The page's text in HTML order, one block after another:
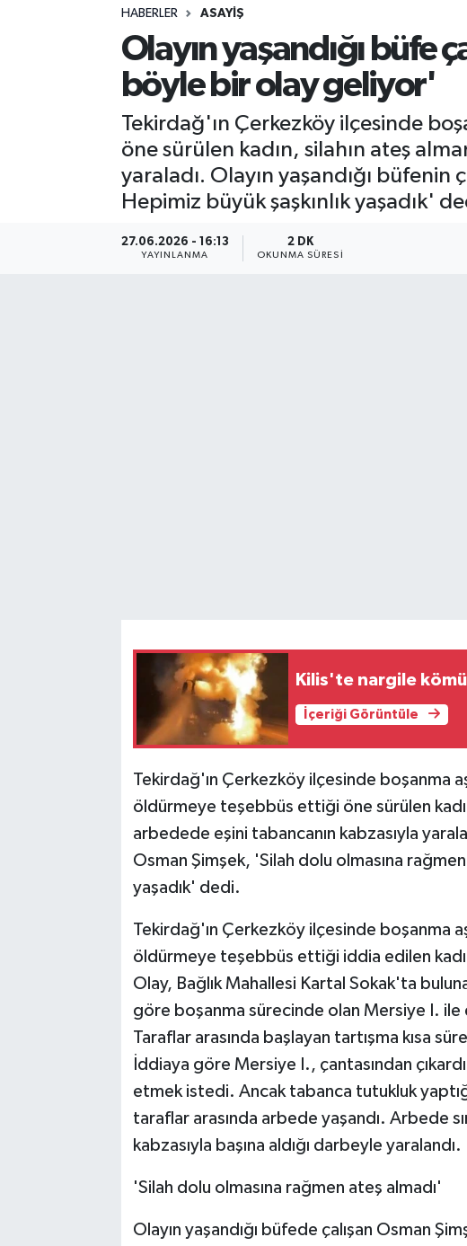
HABERLER ASAYIŞ
Olayın yaşandığı büfe
böyle bir olay geliyor'
Tekirdağ'ın Çerkezköy ilçesinde
öne sürülen kadın, silahın ateş
yaraladı. Olayın yaşandığı büfenin
Hepimiz büyük şaşkınlık yaşadık'
27.06.2026 - 16:13
YAYINLANMA
2 DK
OKUNMA SÜRESI
Kilis'te nargile
İçeriği Görüntüle
Tekirdağ'ın Çerkezköy ilçesinde boşanma
öldürmeye teşebbüs ettiği öne sürülen
arbedede eşini tabancanın kabzasıyla
Osman Şimşek, 'Silah dolu olmasına
yaşadık' dedi.
Tekirdağ'ın Çerkezköy ilçesinde boşanma
öldürmeye teşebbüs ettiği iddia edilen
Olay, Bağlık Mahallesi Kartal Sokak'ta
göre boşanma sürecinde olan Mersiye I. ile
Taraflar arasında başlayan tartışma kısa
İddiaya göre Mersiye I., çantasından
etmek istedi. Ancak tabanca tutukluk
taraflar arasında arbede yaşandı. Arbede
kabzasıyla başına aldığı darbeyle yaralandı.
'Silah dolu olmasına rağmen ateş almadı'
Olayın yaşandığı büfede çalışan Osman